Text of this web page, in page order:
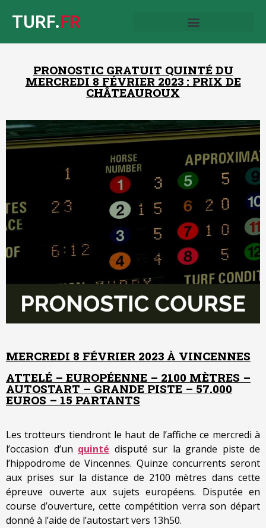
TURF.FR
PRONOSTIC GRATUIT QUINTÉ DU
MERCREDI 8 FÉVRIER 2023 : PRIX DE
CHÂTEAUROUX
MERCREDI 8 FÉVRIER 2023 À VINCENNES
ATTELÉ – EUROPÉENNE – 2100 MÈTRES –
AUTOSTART – GRANDE PISTE – 57.000
EUROS – 15 PARTANTS
Les trotteurs tiendront le haut de l’affiche ce mercredi à
l’occasion d’un quinté disputé sur la grande piste de
l’hippodrome de Vincennes. Quinze concurrents seront
aux prises sur la distance de 2100 mètres dans cette
épreuve ouverte aux sujets européens. Disputée en
course d’ouverture, cette compétition verra son départ
donné à l’aide de l’autostart vers 13h50.